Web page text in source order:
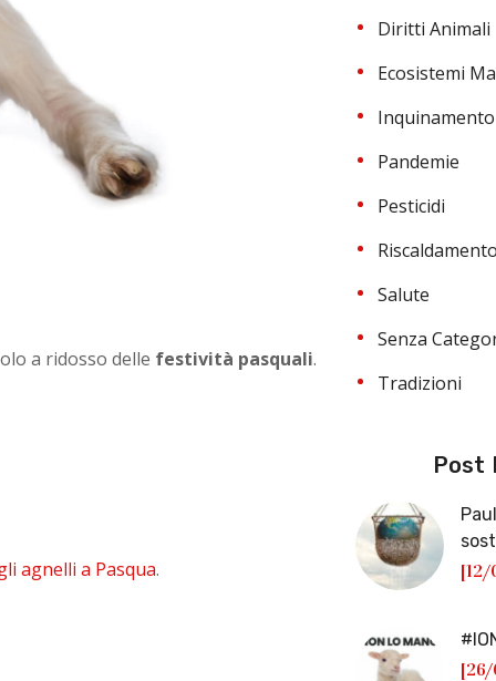
a ridosso delle festività pasquali.
agnelli a Pasqua.
Diritti Animali
Ecosistemi
Inquinamento
Pandemie
Pesticidi
Salute
Senza
Tradizioni
Post
[12/
[26/